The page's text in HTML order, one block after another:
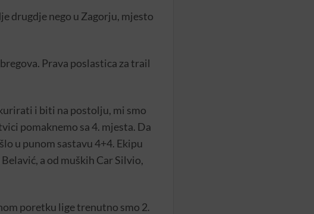
drugdje nego u Zagorju, mjesto
Prava poslastica za trail
i biti na postolju, mi smo
pomaknemo sa 4. mjesta. Da
u punom sastavu 4+4. Ekipu
a od muških Car Silvio,
poretku lige trenutno smo 2.